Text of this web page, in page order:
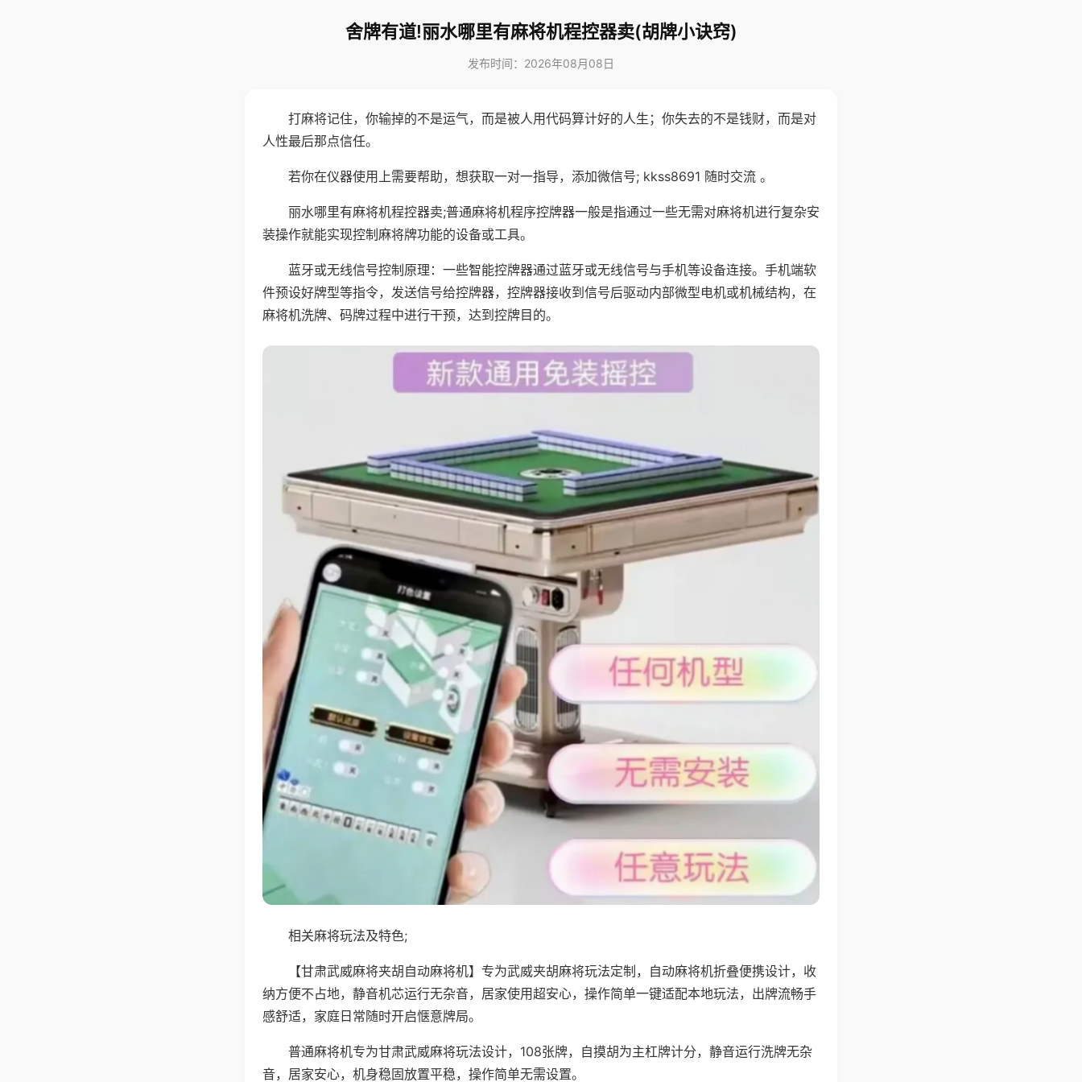
舍牌有道!丽水哪里有麻将机程控器卖(胡牌小诀窍)
发布时间：2026年08月08日
打麻将记住，你输掉的不是运气，而是被人用代码算计好的人生；你失去的不是钱财，而是对
人性最后那点信任。
若你在仪器使用上需要帮助，想获取一对一指导，添加微信号; kkss8691 随时交流 。
丽水哪里有麻将机程控器卖;普通麻将机程序控牌器一般是指通过一些无需对麻将机进行复杂安
装操作就能实现控制麻将牌功能的设备或工具。
蓝牙或无线信号控制原理：一些智能控牌器通过蓝牙或无线信号与手机等设备连接。手机端软
件预设好牌型等指令，发送信号给控牌器，控牌器接收到信号后驱动内部微型电机或机械结构，在
麻将机洗牌、码牌过程中进行干预，达到控牌目的。
相关麻将玩法及特色;
【甘肃武威麻将夹胡自动麻将机】专为武威夹胡麻将玩法定制，自动麻将机折叠便携设计，收
纳方便不占地，静音机芯运行无杂音，居家使用超安心，操作简单一键适配本地玩法，出牌流畅手
感舒适，家庭日常随时开启惬意牌局。
普通麻将机专为甘肃武威麻将玩法设计，108张牌，自摸胡为主杠牌计分，静音运行洗牌无杂
音，居家安心，机身稳固放置平稳，操作简单无需设置。